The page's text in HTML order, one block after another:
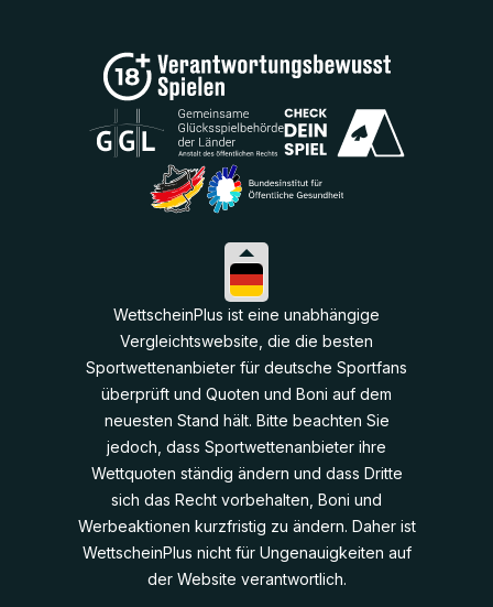
WettscheinPlus ist eine unabhängige
Vergleichtswebsite, die die besten
Sportwettenanbieter für deutsche Sportfans
überprüft und Quoten und Boni auf dem
neuesten Stand hält. Bitte beachten Sie
jedoch, dass Sportwettenanbieter ihre
Wettquoten ständig ändern und dass Dritte
sich das Recht vorbehalten, Boni und
Werbeaktionen kurzfristig zu ändern. Daher ist
WettscheinPlus nicht für Ungenauigkeiten auf
der Website verantwortlich.